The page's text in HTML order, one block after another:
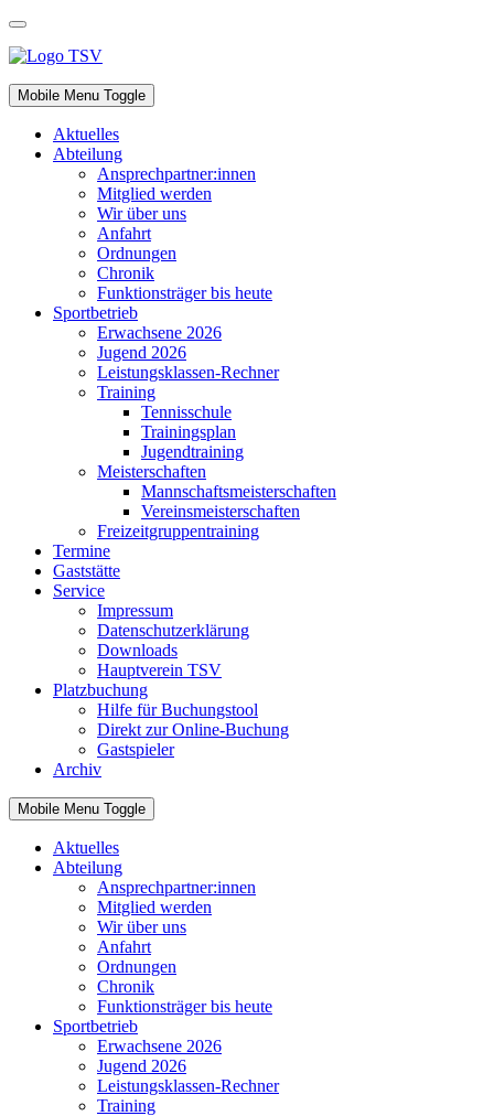
Mobile Menu Toggle
Aktuelles
Abteilung
Ansprechpartner:innen
Mitglied werden
Wir über uns
Anfahrt
Ordnungen
Chronik
Funktionsträger bis heute
Sportbetrieb
Erwachsene 2026
Jugend 2026
Leistungsklassen-Rechner
Training
Tennisschule
Trainingsplan
Jugendtraining
Meisterschaften
Mannschaftsmeisterschaften
Vereinsmeisterschaften
Freizeitgruppentraining
Termine
Gaststätte
Service
Impressum
Datenschutzerklärung
Downloads
Hauptverein TSV
Platzbuchung
Hilfe für Buchungstool
Direkt zur Online-Buchung
Gastspieler
Archiv
Mobile Menu Toggle
Aktuelles
Abteilung
Ansprechpartner:innen
Mitglied werden
Wir über uns
Anfahrt
Ordnungen
Chronik
Funktionsträger bis heute
Sportbetrieb
Erwachsene 2026
Jugend 2026
Leistungsklassen-Rechner
Training
Jahr
Monat
Jahr
Monat